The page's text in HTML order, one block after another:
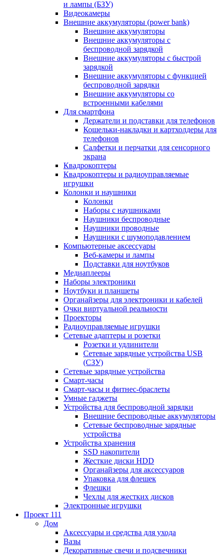
и лампы (БЗУ)
Видеокамеры
Внешние аккумуляторы (power bank)
Внешние аккумуляторы
Внешние аккумуляторы с
беспроводной зарядкой
Внешние аккумуляторы с быстрой
зарядкой
Внешние аккумуляторы с функцией
беспроводной зарядки
Внешние аккумуляторы со
встроенными кабелями
Для смартфона
Держатели и подставки для телефонов
Кошельки-накладки и картхолдеры для
телефонов
Салфетки и перчатки для сенсорного
экрана
Квадрокоптеры
Квадрокоптеры и радиоуправляемые
игрушки
Колонки и наушники
Колонки
Наборы с наушниками
Наушники беспроводные
Наушники проводные
Наушники с шумоподавлением
Компьютерные аксессуары
Веб-камеры и лампы
Подставки для ноутбуков
Медиаплееры
Наборы электроники
Ноутбуки и планшеты
Органайзеры для электроники и кабелей
Очки виртуальной реальности
Проекторы
Радиоуправляемые игрушки
Сетевые адаптеры и розетки
Розетки и удлинители
Сетевые зарядные устройства USB
(СЗУ)
Сетевые зарядные устройства
Смарт-часы
Смарт-часы и фитнес-браслеты
Умные гаджеты
Устройства для беспроводной зарядки
Внешние беспроводные аккумуляторы
Сетевые беспроводные зарядные
устройства
Устройства хранения
SSD накопители
Жесткие диски HDD
Органайзеры для аксессуаров
Упаковка для флешек
Флешки
Чехлы для жестких дисков
Электронные игрушки
Проект 111
Дом
Аксессуары и средства для ухода
Вазы
Декоративные свечи и подсвечники